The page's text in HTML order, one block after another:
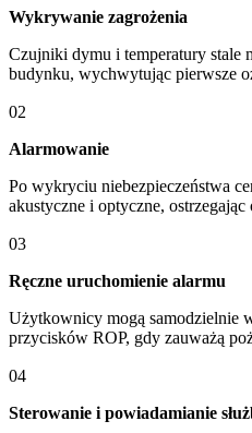
Wykrywanie zagrożenia
Czujniki dymu i temperatury stale
budynku, wychwytując pierwsze
02
Alarmowanie
Po wykryciu niebezpieczeństwa
akustyczne i optyczne,
03
Ręczne uruchomienie alarmu
Użytkownicy mogą samodzielnie
przycisków ROP, gdy zauważą
04
Sterowanie i powiadamianie